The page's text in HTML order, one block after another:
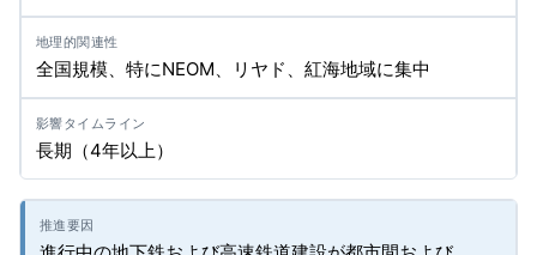
全国規模、特にNEOM、リヤド、紅海地域に集中
長期（4年以上）